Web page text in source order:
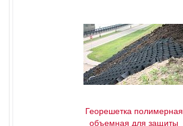
Георешетка полимерная
объемная для защиты